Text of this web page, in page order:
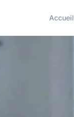
Accueil